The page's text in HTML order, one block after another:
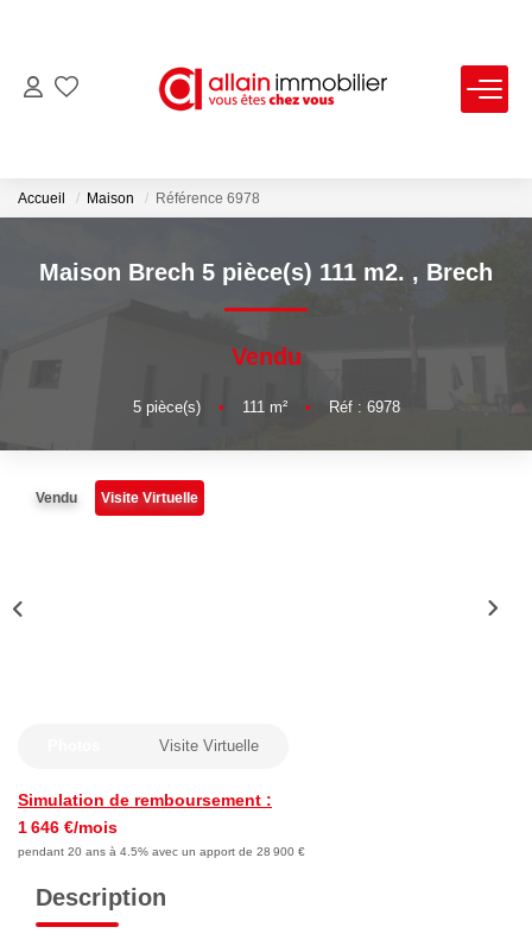
LOCATIONS
ESTIMATION
NOS AGENCES
Nos Offres D'emploi
Accueil Maison Référence 6978
Maison Brech 5 pièce(s) 111 m2. , Brech
Vendu
5pièce(s) • 111 m² • Réf : 6978
Vendu Visite Virtuelle
Simulation de remboursement :
1 646 €/mois
pendant 20 ans à 4.5% avec un apport de 28 900 €
Visite Virtuelle
Description